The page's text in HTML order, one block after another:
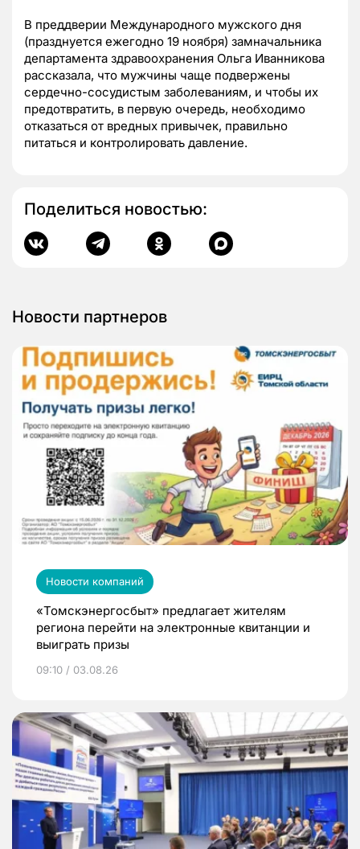
В преддверии Международного мужского дня
(празднуется ежегодно 19 ноября) замначальника
департамента здравоохранения Ольга Иванникова
рассказала, что мужчины чаще подвержены
сердечно-сосудистым заболеваниям, и чтобы их
предотвратить, в первую очередь, необходимо
отказаться от вредных привычек, правильно
питаться и контролировать давление.
Поделиться новостью:
Новости партнеров
Новости компаний
«Томскэнергосбыт» предлагает жителям
региона перейти на электронные квитанции и
выиграть призы
09:10 / 03.08.26